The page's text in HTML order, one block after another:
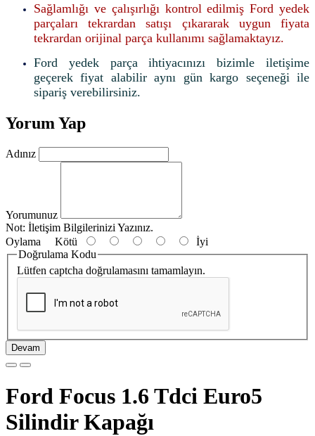
Sağlamlığı ve çalışırlığı kontrol edilmiş Ford yedek
parçaları tekrardan satışı çıkararak uygun fiyata
tekrardan orijinal parça kullanımı sağlamaktayız.
Ford yedek parça ihtiyacınızı bizimle iletişime
geçerek fiyat alabilir aynı gün kargo seçeneği ile
sipariş verebilirsiniz.
Yorum Yap
Adınız
Yorumunuz
Not: İletişim Bilgilerinizi Yazınız.
Oylama Kötü
İyi
Doğrulama Kodu
Lütfen captcha doğrulamasını tamamlayın.
Devam
Ford Focus 1.6 Tdci Euro5
Silindir Kapağı